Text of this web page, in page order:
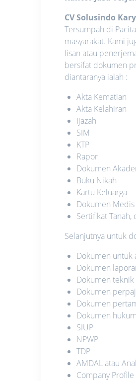
CV Solusindo
Tersumpah di
masyarakat. Kami
lisan atau
bersifat dokumen
diantaranya ialah :
Akta Kematian
Akta Kelahiran
Ijazah
SIM
KTP
Rapor
Dokumen
Buku Nikah
Kartu Keluarga
Dokumen Medis
Sertifikat Tanah,
Selanjutnya untuk
Dokumen untuk
Dokumen
Dokumen teknik
Dokumen
Dokumen
Dokumen hukum
SIUP
NPWP
TDP
AMDAL atau
Company